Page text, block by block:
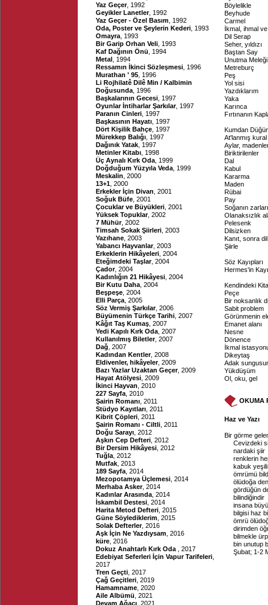
Yaz Geçer, 1992
Geyikler Lanetler, 1992
Yaz Geçer - Özel Basım , 1992
Oda, Poster ve Şeylerin Kederi , 1993
Omayra , 1993
Bir Garip Orhan Veli , 1993
Kaf Dağının Önü , 1994
Metal , 1994
Ressamın İkinci Sözleşmesi , 1996
Murathan ' 95 , 1996
Li Rojhilatê Dilê Min / Kalbimin
Doğusunda , 1996
Başkalarının Gecesi , 1997
Oyunlar İntiharlar Şarkılar, 1997
Paranın Cinleri , 1997
Başkasının Hayatı , 1997
Dört Kişilik Bahçe , 1997
Mürekkep Balığı , 1997
Dağınık Yatak , 1997
Metinler Kitabı , 1998
Üç Aynalı Kırk Oda , 1999
Doğduğum Yüzyıla Veda , 1999
Meskalin , 2000
13+1 , 2000
Erkekler İçin Divan , 2001
Soğuk Büfe , 2001
Çocuklar ve Büyükleri , 2001
Yüksek Topuklar, 2002
7 Mühür, 2002
Timsah Sokak Şiirleri , 2003
Yazıhane , 2003
Yabancı Hayvanlar, 2003
Erkeklerin Hikâyeleri , 2004
Eteğimdeki Taşlar, 2004
Çador, 2004
Kadınlığın 21 Hikâyesi , 2004
Bir Kutu Daha , 2004
Beşpeşe , 2004
Elli Parça , 2005
Söz Vermiş Şarkılar, 2006
Büyümenin Türkçe Tarihi , 2007
Kâğıt Taş Kumaş , 2007
Yedi Kapılı Kırk Oda , 2007
Kullanılmış Biletler, 2007
Dağ , 2007
Kadından Kentler, 2008
Eldivenler, hikâyeler, 2009
Bazı Yazlar Uzaktan Geçer, 2009
Hayat Atölyesi , 2009
İkinci Hayvan , 2010
227 Sayfa , 2010
Şairin Romanı , 2011
Stüdyo Kayıtları , 2011
Kibrit Çöpleri , 2011
Şairin Romanı - Ciltli , 2011
Doğu Sarayı , 2012
Aşkın Cep Defteri , 2012
Bir Dersim Hikâyesi , 2012
Tuğla , 2012
Mutfak , 2013
189 Sayfa , 2014
Mezopotamya Üçlemesi , 2014
Merhaba Asker, 2014
Kadınlar Arasında , 2014
İskambil Destesi , 2014
Harita Metod Defteri , 2015
Güne Söylediklerim , 2015
Solak Defterler, 2016
Aşk İçin Ne Yazdıysam , 2016
küre , 2016
Dokuz Anahtarlı Kırk Oda
, 2017
Edebiyat Seferleri İçin Vapur Tarifeleri
2017
Tren Geçti , 2017
Çağ Geçitleri , 2019
Hamamname , 2020
Aile Albümü , 2021
Devam Ağacı , 2021
Böylelikle
Beyhude
Carmel
İkmal, ihmal
Dil Serap
Seher, yıldızı
Baştan Say
Unutma Meleği
Metreburç
Peş
Yol sisi
Yazdıklarım
Yaka
Karınca
Fırtınanın
Kumdan
At'lanmış kural
Aylar,
Biriktirilenler
Dal
Kabul
Kararma
Maden
Rübai
Pay
Soğanın zarları
Olanaksızlık
Pelesenk
Dilsizken
Kanıt, sonra dil
Şiirle
Söz Kayıpları
Hermes'in
Kendindeki
Peçe
Bir noksanlık
Sabit problem
Görünmenin
Emanet alanı
Nesne
Dönence
İkmal
Dikeytaş
Adak
Yükdüşüm
Ol, oku, gel
OKUMA
Haz ve Yazı
Bir görme
Cevizdeki
nardaki şiir
renklerin
kabuk
ömrümü
ölüdoğa
gördüğün
bilindiğindir
insana
bilgisi haz
ömrü
dirimden
bilmekle
bin unutup
Şubat; 1-2